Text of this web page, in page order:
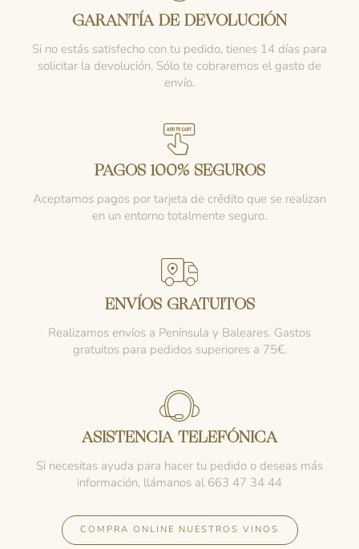
GARANTÍA DE DEVOLUCIÓN
Si no estás satisfecho con tu pedido, tienes 14 días para
solicitar la devolución. Sólo te cobraremos el gasto de
envío.
PAGOS 100% SEGUROS
Aceptamos pagos por tarjeta de crédito que se realizan
en un entorno totalmente seguro.
ENVÍOS GRATUITOS
Realizamos envíos a Península y Baleares. Gastos
gratuitos para pedidos superiores a 75€.
ASISTENCIA TELEFÓNICA
Si necesitas ayuda para hacer tu pedido o deseas más
información, llámanos al 663 47 34 44
COMPRA ONLINE NUESTROS VINOS